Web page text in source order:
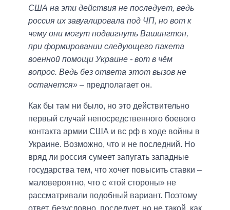
США на эти действия не последует, ведь
россия их завуалировала под ЧП, но вот к
чему они могут подвигнуть Вашингтон,
при формировании следующего пакета
военной помощи Украине - вот в чём
вопрос. Ведь без ответа этот вызов не
останется» – предполагает он.
Как бы там ни было, но это действительно
первый случай непосредственного боевого
контакта армии США и вс рф в ходе войны в
Украине. Возможно, что и не последний. Но
вряд ли россия сумеет запугать западные
государства тем, что хочет повысить ставки –
маловероятно, что с «той стороны» не
рассматривали подобный вариант. Поэтому
ответ, безусловно, последует, но не такой, как